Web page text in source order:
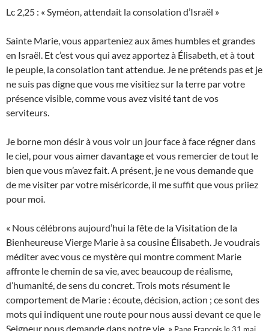
Lc 2,25 : « Syméon, attendait la consolation d’Israël »
Sainte Marie, vous apparteniez aux âmes humbles et grandes
en Israël. Et c’est vous qui avez apportez à Élisabeth, et à tout
le peuple, la consolation tant attendue. Je ne prétends pas et je
ne suis pas digne que vous me visitiez sur la terre par votre
présence visible, comme vous avez visité tant de vos
serviteurs.
Je borne mon désir à vous voir un jour face à face régner dans
le ciel, pour vous aimer davantage et vous remercier de tout le
bien que vous m’avez fait. A présent, je ne vous demande que
de me visiter par votre miséricorde, il me suffit que vous priiez
pour moi.
« Nous célébrons aujourd’hui la fête de la Visitation de la
Bienheureuse Vierge Marie à sa cousine Élisabeth. Je voudrais
méditer avec vous ce mystère qui montre comment Marie
affronte le chemin de sa vie, avec beaucoup de réalisme,
d’humanité, de sens du concret. Trois mots résument le
comportement de Marie : écoute, décision, action ; ce sont des
mots qui indiquent une route pour nous aussi devant ce que le
Seigneur nous demande dans notre vie. »